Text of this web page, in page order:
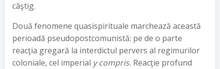
câştig.
Două fenomene quasispirituale marchează această
perioadă pseudopostcomunistă: pe de o parte
reacţia gregară la interdictul pervers al regimurilor
coloniale, cel imperial y compris. Reacţie profund